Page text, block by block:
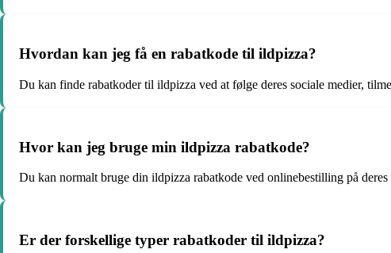
Hvordan kan jeg få en rabatkode til ildpizza?
Du kan finde rabatkoder til ildpizza ved at følge deres sociale medier,
Hvor kan jeg bruge min ildpizza rabatkode?
Du kan normalt bruge din ildpizza rabatkode ved onlinebestilling på
Er der forskellige typer rabatkoder til ildpizza?